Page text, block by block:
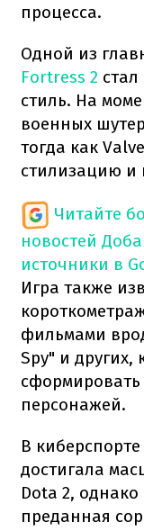
процесса.
Одной из
Fortress 2
стиль. На
военных
тогда как
стилизацию и
Читайте
новостей
источники в
Игра также
фильмами
Spy" и других,
сформировать
персонажей.
В
достигала
Dota 2,
преданная